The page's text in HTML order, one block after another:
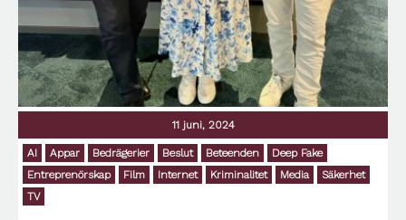
11 juni, 2024
AI Appar Bedrägerier Beslut Beteenden
Deep Fake
Entreprenörskap
Film Internet Kriminalitet Media
Säkerhet
TV